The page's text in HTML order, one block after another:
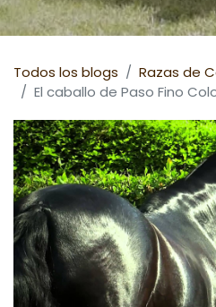
Todos los blogs
Razas de
El caballo de Paso Fino